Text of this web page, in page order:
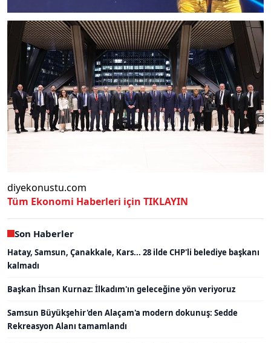
diyekonustu.com
Tüm Ekonomi Haberleri için TIKLAYIN
Son Haberler
Hatay, Samsun, Çanakkale, Kars... 28 ilde CHP'li belediye başkanı
kalmadı
Başkan İhsan Kurnaz: İlkadım'ın geleceğine yön veriyoruz
Samsun Büyükşehir'den Alaçam'a modern dokunuş: Sedde
Rekreasyon Alanı tamamlandı